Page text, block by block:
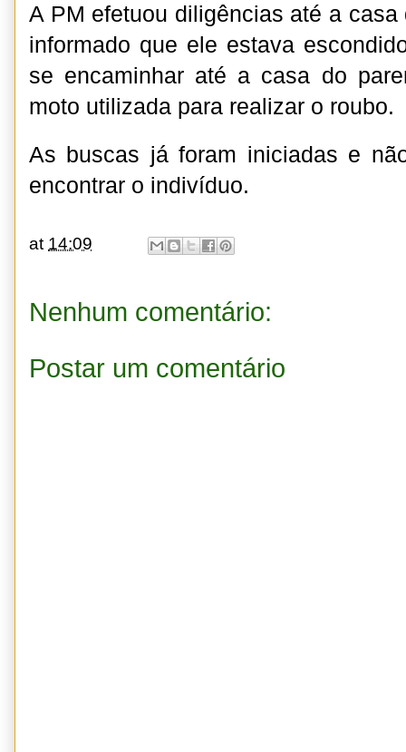
A PM efetuou diligências até a
informado que ele estava
se encaminhar até a casa do
moto utilizada para realizar o roubo.
As buscas já foram iniciadas e
encontrar o indivíduo.
at 14:09
Nenhum comentário:
Postar um comentário